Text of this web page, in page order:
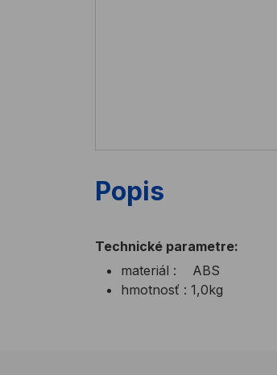
Popis
Technické parametre:
materiál : ABS
hmotnosť : 1,0kg